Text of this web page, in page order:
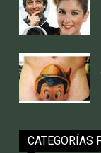
CATEGORÍAS